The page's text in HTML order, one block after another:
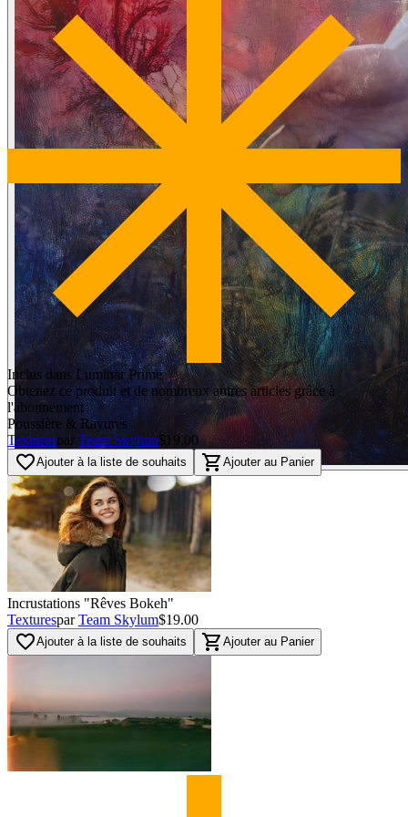
Inclus dans Luminar Prime
Obtenez ce produit et de nombreux autres articles grâce à
l'abonnement
Poussière & Rayures
Texturespar Team Skylum$19.00
favorite_borderAjouter à la liste de souhaits shopping_cart Ajouter au Panier
Incrustations "Rêves Bokeh"
Texturespar Team Skylum$19.00
favorite_borderAjouter à la liste de souhaits shopping_cart Ajouter au Panier